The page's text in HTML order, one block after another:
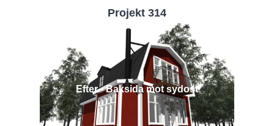
Projekt 314
Efter - Baksida mot sydost